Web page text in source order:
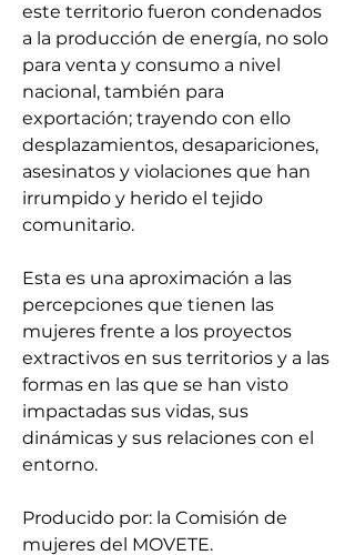
este territorio fueron condenados
a la producción de energía, no solo
para venta y consumo a nivel
nacional, también para
exportación; trayendo con ello
desplazamientos, desapariciones,
asesinatos y violaciones que han
irrumpido y herido el tejido
comunitario.
Esta es una aproximación a las
percepciones que tienen las
mujeres frente a los proyectos
extractivos en sus territorios y a las
formas en las que se han visto
impactadas sus vidas, sus
dinámicas y sus relaciones con el
entorno.
Producido por: la Comisión de
mujeres del MOVETE.